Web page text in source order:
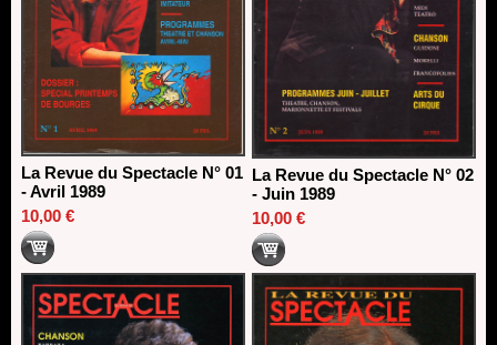
La Revue du Spectacle N° 01
- Avril 1989
10,00 €
La Revue du Spectacle N° 02
- Juin 1989
10,00 €